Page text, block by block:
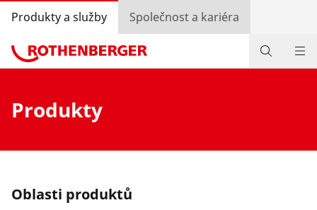
Produkty a služby Společnost a kariéra
Služby a přidaná hodnota
Know-how
Bonusový program
Produkty
Oblasti produktů